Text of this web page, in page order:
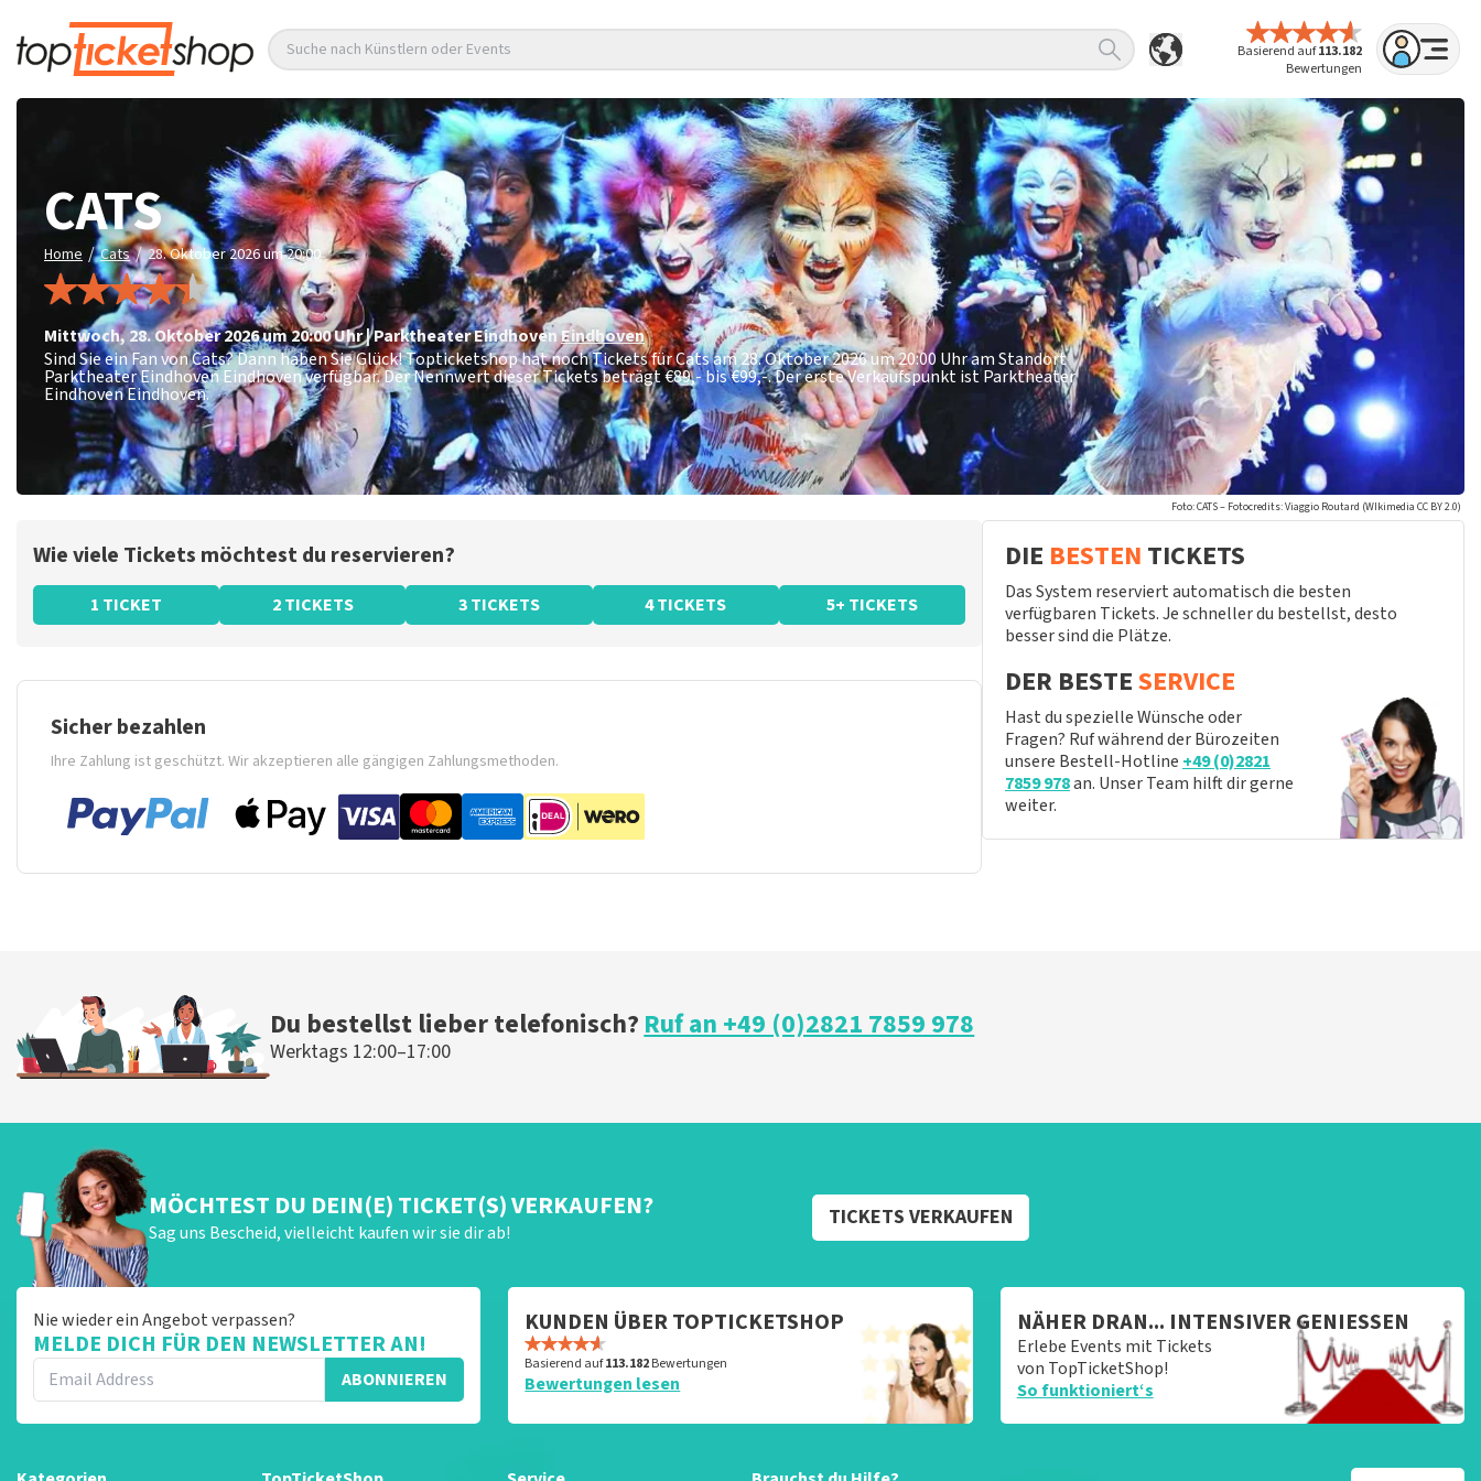
Basierend auf113.182
Bewertungen
Suche nach Künstlern oder Events
CATS
Home / Cats / 28. Oktober 2026 um 20:00
Mittwoch,28. Oktober 2026 um 20:00Uhr|Parktheater EindhovenEindhoven
Sind Sie ein Fan von Cats? Dann haben Sie Glück! Topticketshop hat noch Tickets für Cats am 28. Oktober 2026 um 20:00 Uhr am Standort
Parktheater Eindhoven Eindhoven verfügbar. Der Nennwert dieser Tickets beträgt€89,- bis €99,-. Der erste Verkaufspunkt ist Parktheater
Eindhoven Eindhoven.
Foto: CATS – Fotocredits: Viaggio Routard (WIkimedia CC BY 2.0)
Wie viele Tickets möchtest du reservieren?
1 TICKET 2 TICKETS 3 TICKETS 4 TICKETS 5+ TICKETS
Sicher bezahlen
Ihre Zahlung ist geschützt. Wir akzeptieren alle gängigen Zahlungsmethoden.
DIE BESTEN TICKETS
Das System reserviert automatisch die besten
verfügbaren Tickets. Je schneller du bestellst, desto
besser sind die Plätze.
DER BESTESERVICE
Hast du spezielle Wünsche oder
Fragen? Ruf während der Bürozeiten
unsere Bestell-Hotline +49 (0)2821
7859 978an. Unser Team hilft dir gerne
weiter.
Du bestellst lieber telefonisch?Ruf an +49 (0)2821 7859 978
Werktags 12:00–17:00
MÖCHTEST DU DEIN(E) TICKET(S) VERKAUFEN?
Sag uns Bescheid, vielleicht kaufen wir sie dir ab!
TICKETS VERKAUFEN
Nie wieder ein Angebot verpassen?
MELDE DICH FÜR DEN NEWSLETTER AN!
ABONNIEREN
KUNDEN ÜBER TOPTICKETSHOP
Basierend auf113.182Bewertungen
Bewertungen lesen
NÄHER DRAN... INTENSIVER GENIESSEN
Erlebe Events mit Tickets
von TopTicketShop!
So funktioniert‘s